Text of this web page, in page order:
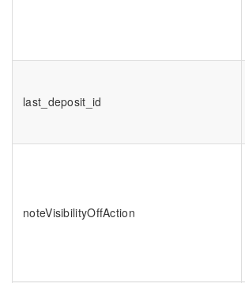
last_deposit_id
noteVisibilityOffAction